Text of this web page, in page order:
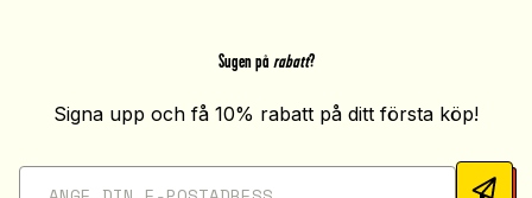
Sugen på rabatt?
Signa upp och få 10% rabatt på ditt första köp!